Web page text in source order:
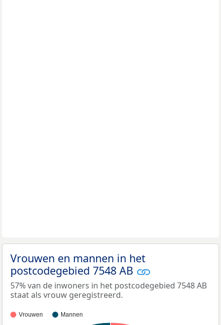
Vrouwen en mannen in het
postcodegebied 7548 AB
57% van de inwoners in het postcodegebied 7548 AB
staat als vrouw geregistreerd.
Vrouwen Mannen